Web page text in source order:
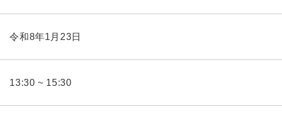
令和8年1月23日
13:30 ~ 15:30